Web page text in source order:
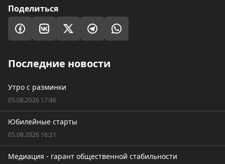
Поделиться
Последние новости
Утро с разминки
05.08.2026 17:46
Юбилейные старты
05.08.2026 16:21
Медиация - гарант общественной стабильности